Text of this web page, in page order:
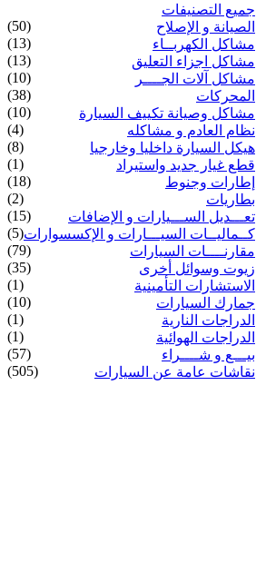
جميع التصنيفات
الصيانة و الإصلاح
(50)
مشاكل الكهربــاء
(13)
مشاكل اجزاء التعليق
(13)
مشاكل آلات الجــــر
(10)
المحركات
(38)
مشاكل وصيانة تكييف السيارة
(10)
نظام العادم و مشاكله
(4)
هيكل السيارة داخليا وخارجيا
(8)
قطع غيار جديد واستيراد
(1)
إطارات وجنوط
(18)
بطاريات
(2)
تعـــديل الســـيارات و الإضافات
(15)
كــماليــات السيـــارات و الإكسسوارات(5)
مقارنــــات السيارات
(79)
زيوت وسوائل أخرى
(35)
الاستشارات التأمينية
(1)
جمارك السيارات
(10)
الدراجات النارية
(1)
الدراجات الهوائية
(1)
بيـــع و شــــراء
(57)
نقاشات عامة عن السيارات
(505)